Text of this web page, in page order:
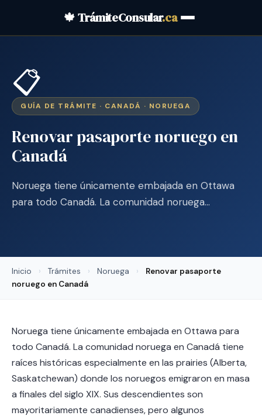
🍁 TrámiteConsular.ca
📋
GUÍA DE TRÁMITE · CANADÁ · NORUEGA
Renovar pasaporte noruego en
Canadá
Noruega tiene únicamente embajada en Ottawa
para todo Canadá. La comunidad noruega…
Inicio › Trámites › Noruega ›
Renovar pasaporte
noruego en Canadá
Noruega tiene únicamente embajada en Ottawa para
todo Canadá. La comunidad noruega en Canadá tiene
raíces históricas especialmente en las prairies (Alberta,
Saskatchewan) donde los noruegos emigraron en masa
a finales del siglo XIX. Sus descendientes son
mayoritariamente canadienses, pero algunos